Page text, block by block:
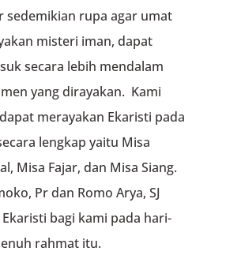
sedemikian rupa agar umat
misteri iman, dapat
secara lebih mendalam
yang dirayakan. Kami
merayakan Ekaristi pada
lengkap yaitu Misa
Misa Fajar, dan Misa Siang.
Pr dan Romo Arya, SJ
bagi kami pada hari-
rahmat itu.